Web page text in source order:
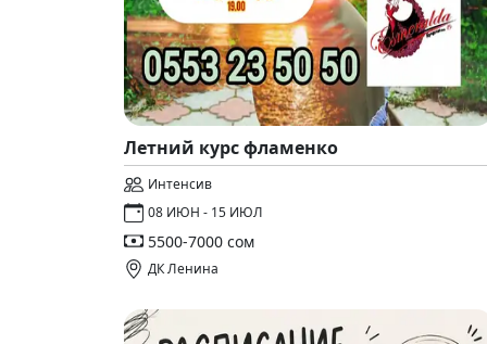
Летний курс фламенко
Интенсив
08 ИЮН - 15 ИЮЛ
5500-7000 сом
ДК Ленина